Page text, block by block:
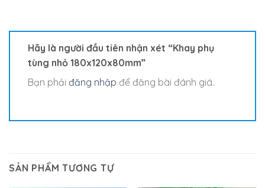
Hãy là người đầu tiên nhận xét “Khay phụ
tùng nhỏ 180x120x80mm”
Bạn phải đăng nhập để đăng bài đánh giá.
SẢN PHẨM TƯƠNG TỰ